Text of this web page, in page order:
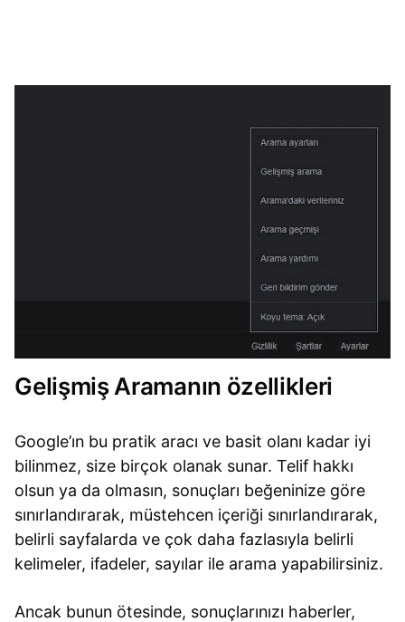
Gelişmiş Aramanın özellikleri
Google’ın bu pratik aracı ve basit olanı kadar iyi
bilinmez, size birçok olanak sunar. Telif hakkı
olsun ya da olmasın, sonuçları beğeninize göre
sınırlandırarak, müstehcen içeriği sınırlandırarak,
belirli sayfalarda ve çok daha fazlasıyla belirli
kelimeler, ifadeler, sayılar ile arama yapabilirsiniz.
Ancak bunun ötesinde, sonuçlarınızı haberler,